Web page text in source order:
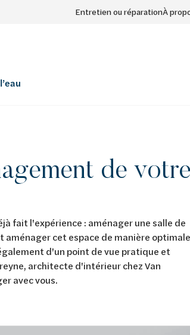
Entretien ou réparationÀ
de votre
fait l'expérience : aménager une salle de
cet espace de manière
d'un point de vue pratique et
architecte d'intérieur chez Van
avec vous.